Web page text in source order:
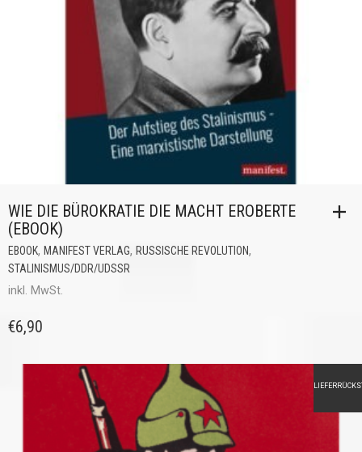
WIE DIE BÜROKRATIE DIE MACHT EROBERTE
(EBOOK)
EBOOK, MANIFEST VERLAG, RUSSISCHE REVOLUTION,
STALINISMUS/DDR/UDSSR
inkl. MwSt.
€6,90